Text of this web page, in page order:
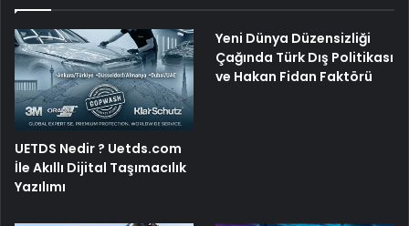
UETDS Nedir ? Uetds.com
İle Akıllı Dijital Taşımacılık
Yazılımı
Yeni Dünya Düzensizliği
Çağında Türk Dış Politikası
ve Hakan Fidan Faktörü